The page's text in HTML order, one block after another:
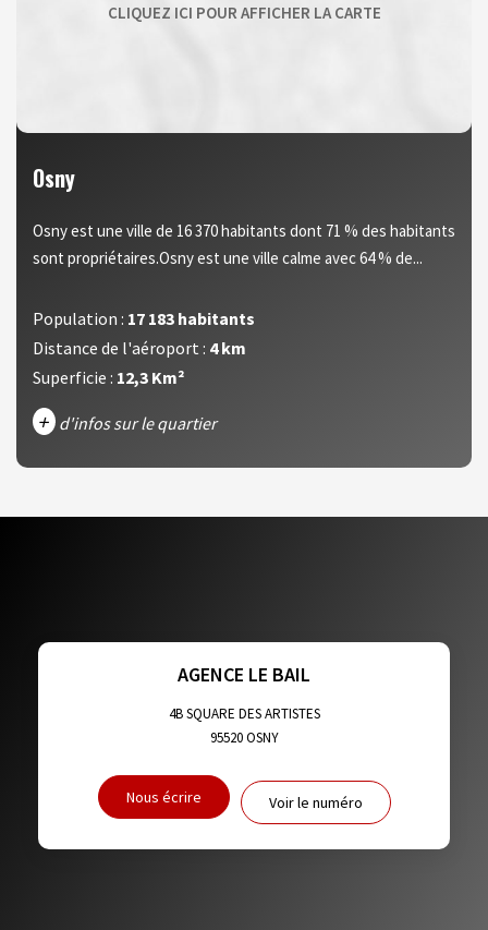
Osny
Osny est une ville de 16 370 habitants dont 71 % des habitants
sont propriétaires.Osny est une ville calme avec 64 % de...
Population : 17 183 habitants
Distance de l'aéroport : 4 km
Superficie : 12,3 Km²
+ d'infos sur le quartier
DISTANCE DE L'AÉROPORT : SUPERFICIE :
RESTAURANTS ET CAFÉS COMMERCES
AGENCE LE BAIL
4B SQUARE DES ARTISTES
95520OSNY
Nous écrire Voir le numéro